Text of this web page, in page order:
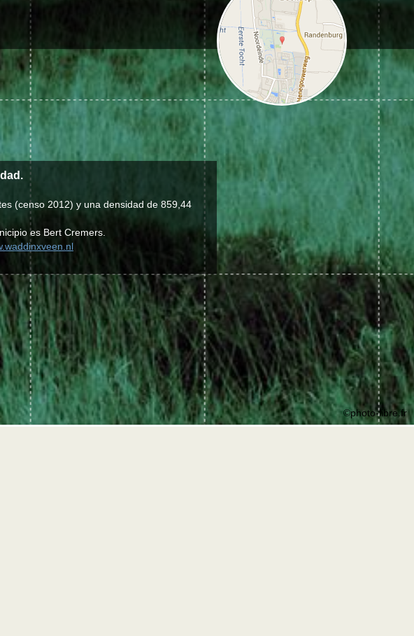
(censo 2012) y una densidad de 859,44
es Bert Cremers.
©photo-libre.fr